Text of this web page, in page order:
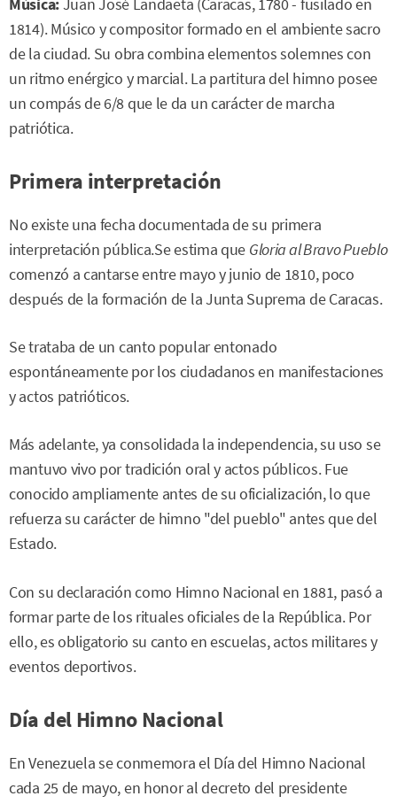
Música:Juan José Landaeta (Caracas, 1780 - fusilado en
1814). Músico y compositor formado en el ambiente sacro
de la ciudad. Su obra combina elementos solemnes con
un ritmo enérgico y marcial. La partitura del himno posee
un compás de 6/8 que le da un carácter de marcha
patriótica.
Primera interpretación
No existe una fecha documentada de su primera
interpretación pública.Se estima que Gloria al Bravo Pueblo
comenzó a cantarse entre mayo y junio de 1810, poco
después de la formación de la Junta Suprema de Caracas.
Se trataba de un canto popular entonado
espontáneamente por los ciudadanos en manifestaciones
y actos patrióticos.
Más adelante, ya consolidada la independencia, su uso se
mantuvo vivo por tradición oral y actos públicos. Fue
conocido ampliamente antes de su oficialización, lo que
refuerza su carácter de himno "del pueblo" antes que del
Estado.
Con su declaración como Himno Nacional en 1881, pasó a
formar parte de los rituales oficiales de la República. Por
ello, es obligatorio su canto en escuelas, actos militares y
eventos deportivos.
Día del Himno Nacional
En Venezuela se conmemora el Día del Himno Nacional
cada 25 de mayo, en honor al decreto del presidente